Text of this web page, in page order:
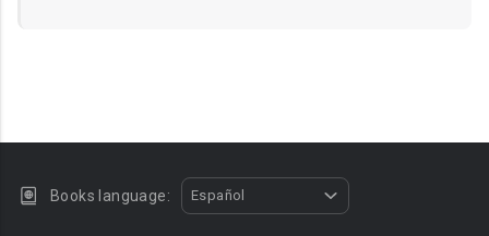
Books language: Español